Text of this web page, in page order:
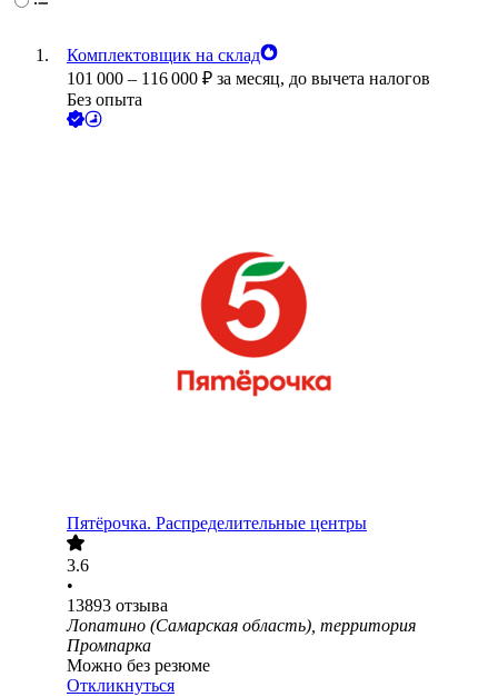
Комплектовщик на склад
101 000 – 116 000 ₽ за месяц, до вычета налогов
Без опыта
Пятёрочка. Распределительные центры
3.6
•
13893 отзыва
Лопатино (Самарская область), территория
Промпарка
Можно без резюме
Откликнуться